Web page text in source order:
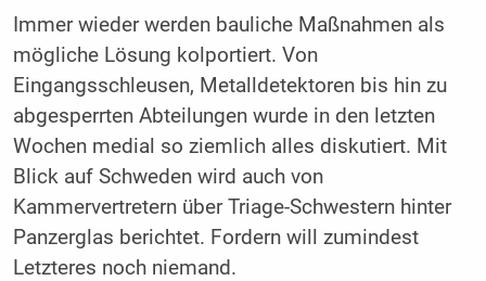
Immer wieder werden bauliche Maßnahmen als
mögliche Lösung kolportiert. Von
Eingangsschleusen, Metalldetektoren bis hin zu
abgesperrten Abteilungen wurde in den letzten
Wochen medial so ziemlich alles diskutiert. Mit
Blick auf Schweden wird auch von
Kammervertretern über Triage-Schwestern hinter
Panzerglas berichtet. Fordern will zumindest
Letzteres noch niemand.